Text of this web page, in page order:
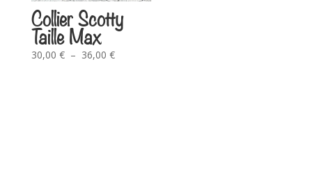
Collier Scotty
Taille Max
30,00 € – 36,00 €